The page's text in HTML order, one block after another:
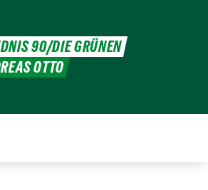
90/DIE GRÜNEN
OTTO